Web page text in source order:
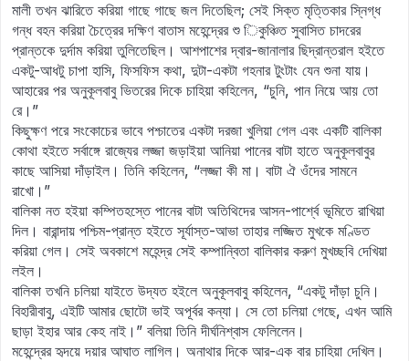
মালী তখন ঝারিতে করিয়া গাছে গাছে জল দিতেছিল; সেই সিক্ত মৃত্তিকার স্নিগ্ধ
গন্ধ বহন করিয়া চৈত্রের দক্ষিণ বাতাস মহেন্দ্রের শু িকুঞ্চিত সুবাসিত চাদরের
প্রান্তকে দুর্দাম করিয়া তুলিতেছিল। আশপাশের দ্বার-জানালার ছিদ্রান্তরাল হইতে
একটু-আধটু চাপা হাসি, ফিসফিস কথা, দুটা-একটা গহনার টুংটাং যেন শুনা যায়।
আহারের পর অনুকূলবাবু ভিতরের দিকে চাহিয়া কহিলেন, “চুনি, পান নিয়ে আয় তো
রে।”
কিছুক্ষণ পরে সংকোচের ভাবে পশ্চাতের একটা দরজা খুলিয়া গেল এবং একটি বালিকা
কোথা হইতে সর্বাঙ্গে রাজ্যের লজ্জা জড়াইয়া আনিয়া পানের বাটা হাতে অনুকূলবাবুর
কাছে আসিয়া দাঁড়াইল। তিনি কহিলেন, “লজ্জা কী মা। বাটা ঐ ওঁদের সামনে
রাখো।”
বালিকা নত হইয়া কম্পিতহস্তে পানের বাটা অতিথিদের আসন-পার্শ্বে ভূমিতে রাখিয়া
দিল। বারান্দায় পশ্চিম-প্রান্ত হইতে সূর্যাস্ত-আভা তাহার লজ্জিত মুখকে মণ্ডিত
করিয়া গেল। সেই অবকাশে মহেন্দ্র সেই কম্পান্বিতা বালিকার করুণ মুখচ্ছবি দেখিয়া
লইল।
বালিকা তখনি চলিয়া যাইতে উদ্যত হইলে অনুকূলবাবু কহিলেন, “একটু দাঁড়া চুনি।
বিহারীবাবু, এইটি আমার ছোটো ভাই অপূর্বর কন্যা। সে তো চলিয়া গেছে, এখন আমি
ছাড়া ইহার আর কেহ নাই।” বলিয়া তিনি দীর্ঘনিশ্বাস ফেলিলেন।
মহেন্দ্রের হৃদয়ে দয়ার আঘাত লাগিল। অনাথার দিকে আর-এক বার চাহিয়া দেখিল।